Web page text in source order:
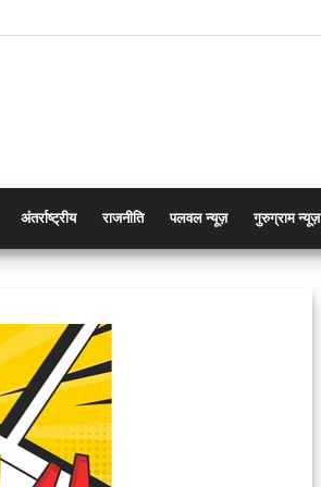
अंतर्राष्ट्रीय राजनीति पलवल न्यूज़ गुरुग्राम न्यूज़